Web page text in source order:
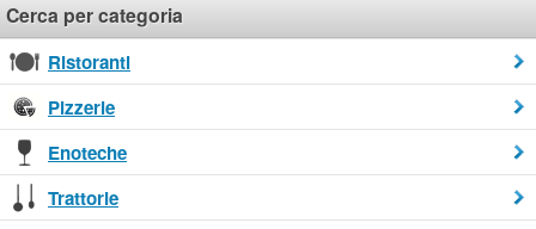
Cerca per categoria
Ristoranti
Pizzerie
Enoteche
Trattorie